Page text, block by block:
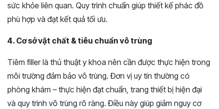
sức khỏe liên quan. Quy trình chuẩn giúp thiết kế phác đồ
phù hợp và đạt kết quả tối ưu.
4. Cơ sở vật chất & tiêu chuẩn vô trùng
Tiêm filler là thủ thuật y khoa nên cần được thực hiện trong
môi trường đảm bảo vô trùng. Đơn vị uy tín thường có
phòng khám – thực hiện đạt chuẩn, trang thiết bị hiện đại
và quy trình vô trùng rõ ràng. Điều này giúp giảm nguy cơ